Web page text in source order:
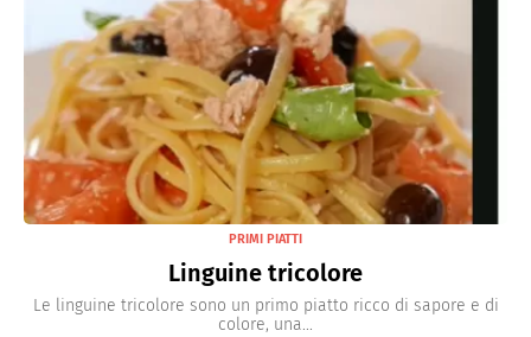
PRIMI PIATTI
Linguine tricolore
Le linguine tricolore sono un primo piatto ricco di sapore e di
colore, una...